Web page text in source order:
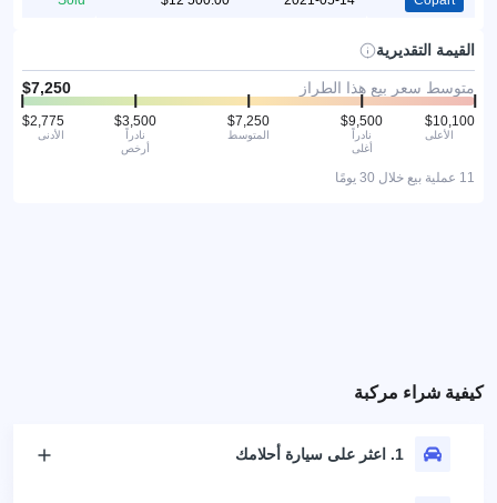
القيمة التقديرية
متوسط سعر بيع هذا الطراز
الأدنى
نادراً
أرخص
المتوسط
نادراً
أغلى
الأعلى
11 عملية بيع خلال 30 يومًا
كيفية شراء مركبة
1. اعثر على سيارة أحلامك